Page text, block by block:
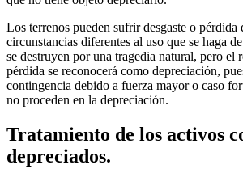
Los terrenos pueden sufrir desgaste o pérdida
circunstancias diferentes al uso que se haga
se destruyen por una tragedia natural, pero el
pérdida se reconocerá como depreciación,
contingencia debido a fuerza mayor o caso
no proceden en la depreciación.
Tratamiento de los activos
depreciados.